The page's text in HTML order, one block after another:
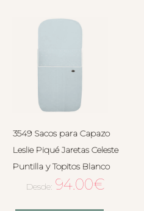
3549 Sacos para Capazo
Leslie Piqué Jaretas Celeste
Puntilla y Topitos Blanco
Desde: 94.00€